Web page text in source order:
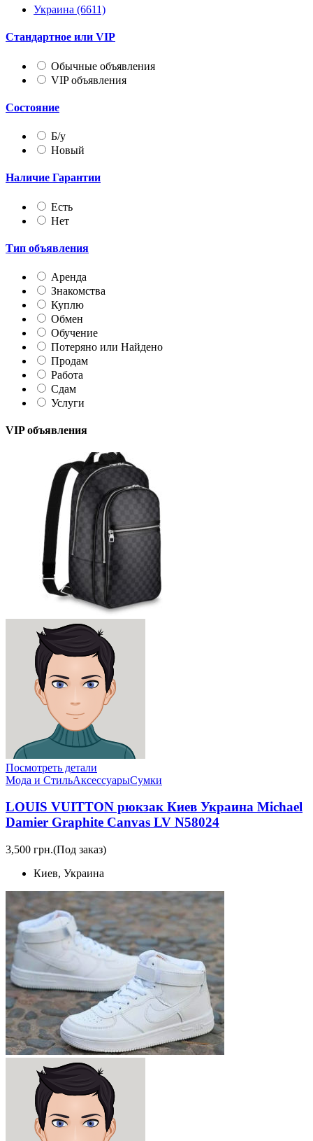
Украина (6611)
Стандартное или VIP
Обычные объявления
VIP объявления
Состояние
Б/у
Новый
Наличие Гарантии
Есть
Нет
Тип объявления
Аренда
Знакомства
Куплю
Обмен
Обучение
Потеряно или Найдено
Продам
Работа
Сдам
Услуги
VIP объявления
Посмотреть детали
Мода и СтильАксессуарыСумки
LOUIS VUITTON рюкзак Киев Украина Michael
Damier Graphite Canvas LV N58024
3,500 грн.(Под заказ)
Киев, Украина